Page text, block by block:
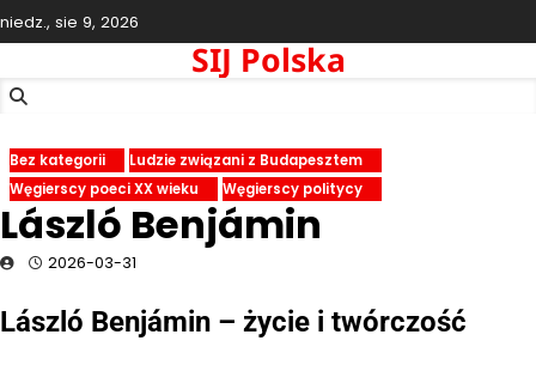
Skip
to
niedz., sie 9, 2026
SIJ Polska
Bez kategorii
Ludzie związani z Budapesztem
Węgierscy poeci XX wieku
Węgierscy politycy
László Benjámin
2026-03-31
László Benjámin – życie i twórczość